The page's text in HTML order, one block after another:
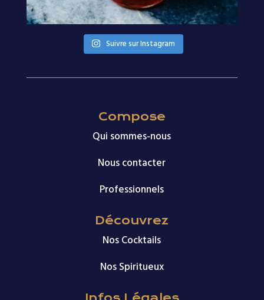
Suivre sur Instagram
Compose
Qui sommes-nous
Nous contacter
Professionnels
Découvrez
Nos Cocktails
Nos Spiritueux